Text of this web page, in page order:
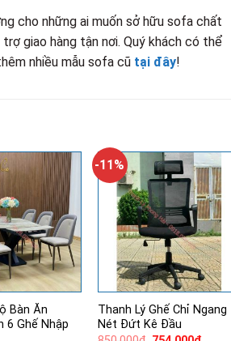
cho những ai muốn sở hữu sofa chất
giao hàng tận nơi. Quý khách có thể
nhiều mẫu sofa cũ tại đây!
Bàn Ăn
6 Ghế Nhập
-11%
Thanh Lý Ghế Chỉ Ngang
Nét Đứt Kê Đầu